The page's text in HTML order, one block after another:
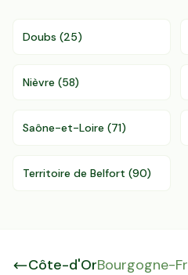
Doubs (25)
Nièvre (58)
Saône-et-Loire (71)
Territoire de Belfort (90)
Côte-d'OrBourgogne-